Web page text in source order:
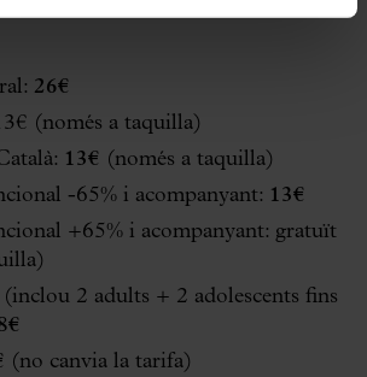
26€
(només a taquilla)
13€ (només a taquilla)
-65% i acompanyant: 13€
+65% i acompanyant: gratuït
2 adults + 2 adolescents fins
(no canvia la tarifa)